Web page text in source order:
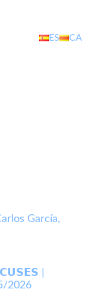
ES CA
García,
|
2026